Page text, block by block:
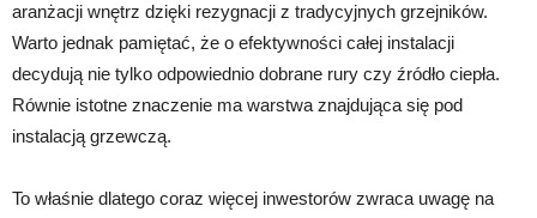
aranżacji wnętrz dzięki rezygnacji z tradycyjnych grzejników.
Warto jednak pamiętać, że o efektywności całej instalacji
decydują nie tylko odpowiednio dobrane rury czy źródło ciepła.
Równie istotne znaczenie ma warstwa znajdująca się pod
instalacją grzewczą.
To właśnie dlatego coraz więcej inwestorów zwraca uwagę na